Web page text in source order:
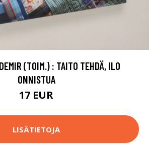
(TOIM.) : TAITO TEHDÄ, ILO
ONNISTUA
17 EUR
LISÄTIETOJA